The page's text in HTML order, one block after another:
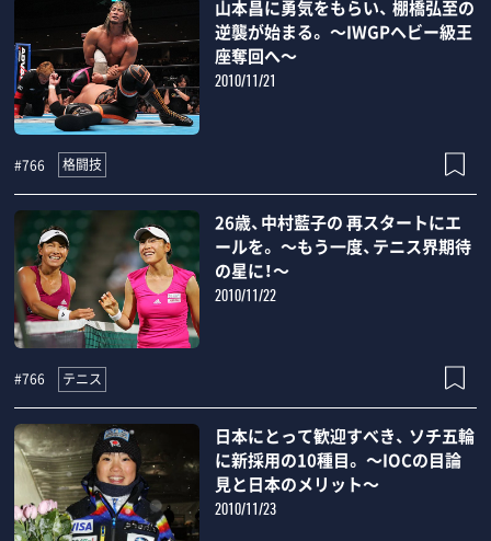
山本昌に勇気をもらい、 棚橋弘至の
逆襲が始まる。 ～IWGPヘビー級王
座奪回へ～
2010/11/21
#766 格闘技
26歳、中村藍子の 再スタートにエ
ールを。 ～もう一度、テニス界期待
の星に！～
2010/11/22
#766 テニス
日本にとって歓迎すべき、 ソチ五輪
に新採用の10種目。 ～IOCの目論
見と日本のメリット～
2010/11/23